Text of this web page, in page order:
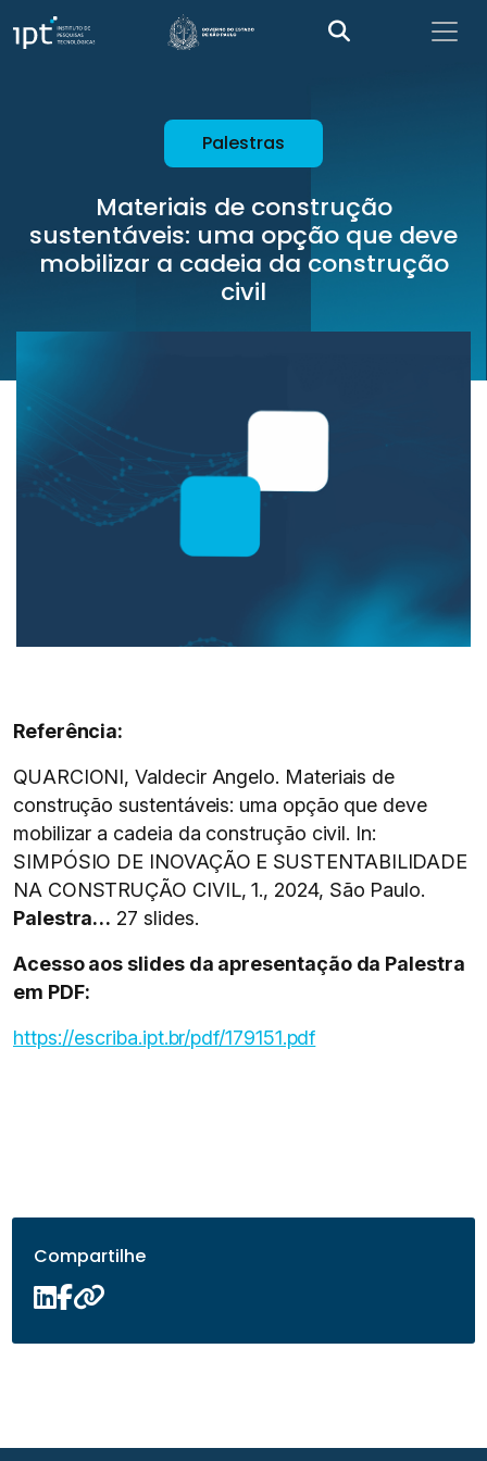
Palestras
Materiais de construção
sustentáveis: uma opção que deve
mobilizar a cadeia da construção
civil
Referência:
QUARCIONI, Valdecir Angelo. Materiais de
construção sustentáveis: uma opção que deve
mobilizar a cadeia da construção civil. In:
SIMPÓSIO DE INOVAÇÃO E SUSTENTABILIDADE
NA CONSTRUÇÃO CIVIL, 1., 2024, São Paulo.
Palestra… 27 slides.
Acesso aos slides da apresentação da Palestra
em PDF:
https://escriba.ipt.br/pdf/179151.pdf
Compartilhe